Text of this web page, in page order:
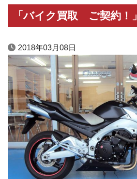
「バイク買取 ご契約！」
2018年03月08日